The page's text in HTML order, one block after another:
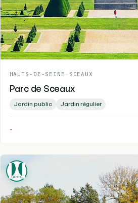
HAUTS-DE-SEINE - SCEAUX
Parc de Sceaux
Jardin public Jardin régulier
-